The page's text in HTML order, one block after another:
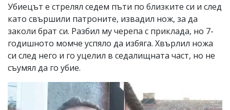
Убиецът е стрелял седем пъти по близките си и след
като свършили патроните, извадил нож, за да
заколи брат си. Разбил му черепа с приклада, но 7-
годишното момче успяло да избяга. Хвърлил ножа
си след него и го уцелил в седалищната част, но не
съумял да го убие.